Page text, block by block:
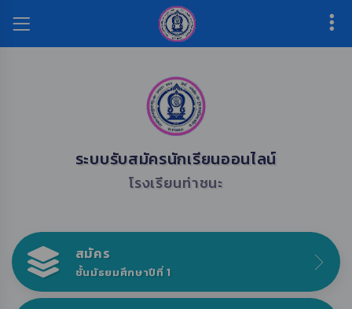
ระบบรับสมัครนักเรียนออนไลน์
โรงเรียนท่าชนะ
สมัคร
ชั้นมัธยมศึกษาปีที่ 1